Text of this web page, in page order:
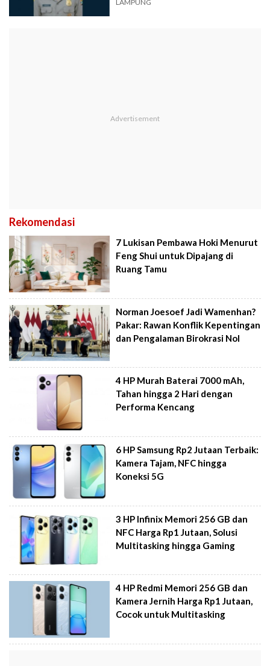
LAMPUNG
Rekomendasi
7 Lukisan Pembawa Hoki Menurut
Feng Shui untuk Dipajang di
Ruang Tamu
Norman Joesoef Jadi Wamenhan?
Pakar: Rawan Konflik Kepentingan
dan Pengalaman Birokrasi Nol
4 HP Murah Baterai 7000 mAh,
Tahan hingga 2 Hari dengan
Performa Kencang
6 HP Samsung Rp2 Jutaan Terbaik:
Kamera Tajam, NFC hingga
Koneksi 5G
3 HP Infinix Memori 256 GB dan
NFC Harga Rp1 Jutaan, Solusi
Multitasking hingga Gaming
4 HP Redmi Memori 256 GB dan
Kamera Jernih Harga Rp1 Jutaan,
Cocok untuk Multitasking